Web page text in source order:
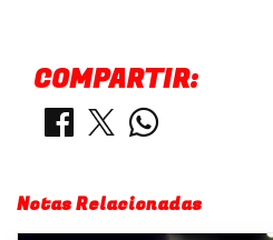
COMPARTIR:
Notas Relacionadas